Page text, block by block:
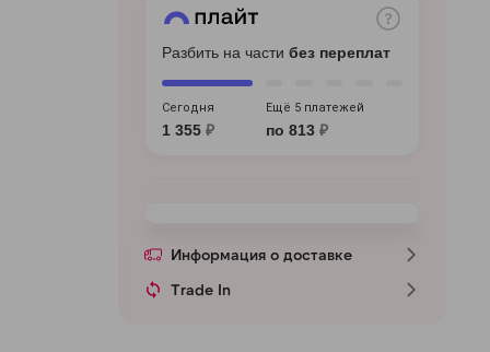
Разбить на части без переплат
Сегодня
1 355 ₽
Ещё 5 платежей
по 813 ₽
Информация о доставке
Trade In